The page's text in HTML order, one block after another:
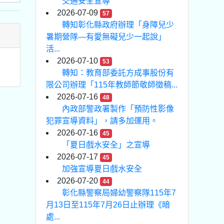
2026-07-09
57
轉知彰化縣政府辦理「身障兒少
暑期營隊—有愛無礙兒少一起說」
活...
2026-07-10
53
轉知：教育部委託方成事股份有
限公司辦理「115年教師節敬師徵稿...
2026-07-16
48
內政部警政署製作「預防性影像
犯罪宣導資料」，請多加運用。
2026-07-16
45
「夏日戲水安全」之宣導
2026-07-17
45
加強宣導夏日戲水安全
2026-07-20
44
彰化縣警察局婦幼警察隊115年7
月13日至115年7月26日止辦理《暗
處...